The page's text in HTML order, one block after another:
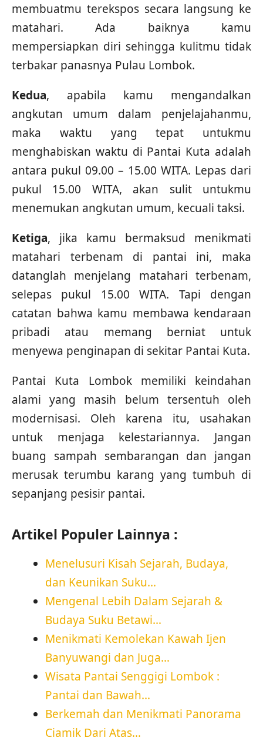
membuatmu terekspos secara langsung ke
matahari. Ada baiknya kamu
mempersiapkan diri sehingga kulitmu tidak
terbakar panasnya Pulau Lombok.
Kedua, apabila kamu mengandalkan
angkutan umum dalam penjelajahanmu,
maka waktu yang tepat untukmu
menghabiskan waktu di Pantai Kuta adalah
antara pukul 09.00 – 15.00 WITA. Lepas dari
pukul 15.00 WITA, akan sulit untukmu
menemukan angkutan umum, kecuali taksi.
Ketiga, jika kamu bermaksud menikmati
matahari terbenam di pantai ini, maka
datanglah menjelang matahari terbenam,
selepas pukul 15.00 WITA. Tapi dengan
catatan bahwa kamu membawa kendaraan
pribadi atau memang berniat untuk
menyewa penginapan di sekitar Pantai Kuta.
Pantai Kuta Lombok memiliki keindahan
alami yang masih belum tersentuh oleh
modernisasi. Oleh karena itu, usahakan
untuk menjaga kelestariannya. Jangan
buang sampah sembarangan dan jangan
merusak terumbu karang yang tumbuh di
sepanjang pesisir pantai.
Artikel Populer Lainnya :
Menelusuri Kisah Sejarah, Budaya,
dan Keunikan Suku…
Mengenal Lebih Dalam Sejarah &
Budaya Suku Betawi…
Menikmati Kemolekan Kawah Ijen
Banyuwangi dan Juga…
Wisata Pantai Senggigi Lombok :
Pantai dan Bawah…
Berkemah dan Menikmati Panorama
Ciamik Dari Atas…